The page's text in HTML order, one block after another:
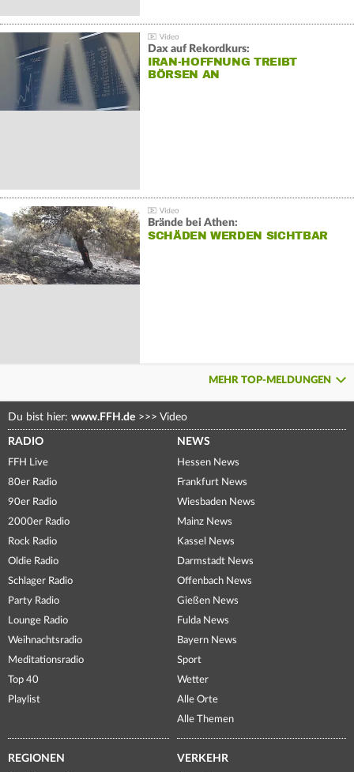
Dax auf Rekordkurs:
IRAN-HOFFNUNG TREIBT
BÖRSEN AN
Brände bei Athen:
SCHÄDEN WERDEN SICHTBAR
MEHR TOP-MELDUNGEN
Du bist hier: www.FFH.de >>> Video
RADIO
FFH Live
80er Radio
90er Radio
2000er Radio
Rock Radio
Oldie Radio
Schlager Radio
Party Radio
Lounge Radio
Weihnachtsradio
Meditationsradio
Top 40
Playlist
NEWS
Hessen News
Frankfurt News
Wiesbaden News
Mainz News
Kassel News
Darmstadt News
Offenbach News
Gießen News
Fulda News
Bayern News
Sport
Wetter
Alle Orte
Alle Themen
REGIONEN VERKEHR